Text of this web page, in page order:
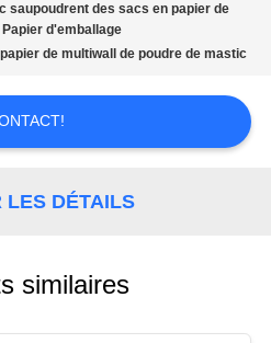
saupoudrent des sacs en papier de
Papier d'emballage
de multiwall de poudre de mastic
LES DÉTAILS
similaires